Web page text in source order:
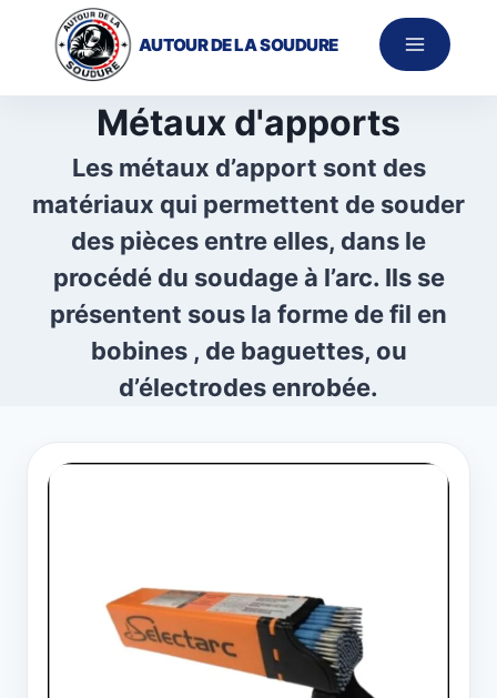
contenu
AUTOUR DE LA SOUDURE
Métaux d'apports
Les métaux d’apport sont des
matériaux qui permettent de souder
des pièces entre elles, dans le
procédé du soudage à l’arc. Ils se
présentent sous la forme de fil en
bobines , de baguettes, ou
d’électrodes enrobée.